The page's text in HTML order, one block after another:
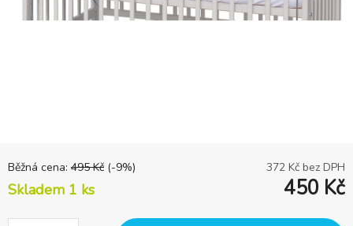
Běžná cena: 495 Kč (-9%) 372 Kč bez DPH
Skladem 1 ks 450 Kč